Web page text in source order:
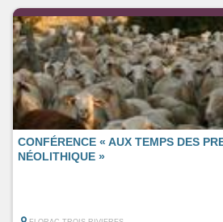
CONFÉRENCE « AUX TEMPS DES
NÉOLITHIQUE »